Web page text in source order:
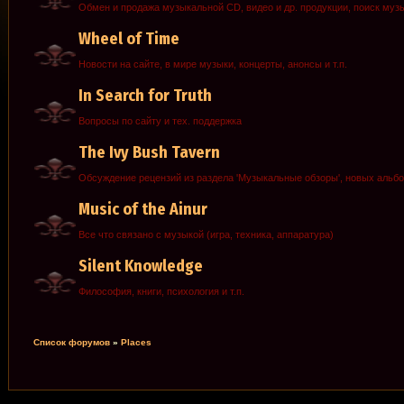
Обмен и продажа музыкальной CD, видео и др. продукции, поиск
Wheel of Time
Новости на сайте, в мире музыки, концерты, анонсы и т.п.
In Search for Truth
Вопросы по сайту и тех. поддержка
The Ivy Bush Tavern
Обсуждение рецензий из раздела 'Музыкальные обзоры', новых
Music of the Ainur
Все что связано с музыкой (игра, техника, аппаратура)
Silent Knowledge
Философия, книги, психология и т.п.
Список форумов » Places